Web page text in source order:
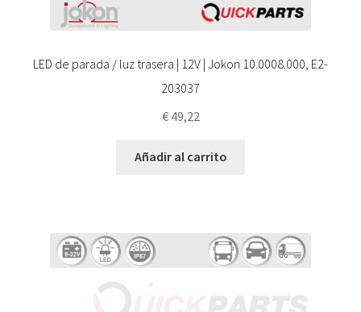
LED de parada / luz trasera | 12V | Jokon 10.0008.000, E2-
203037
€49,22
Añadir al carrito